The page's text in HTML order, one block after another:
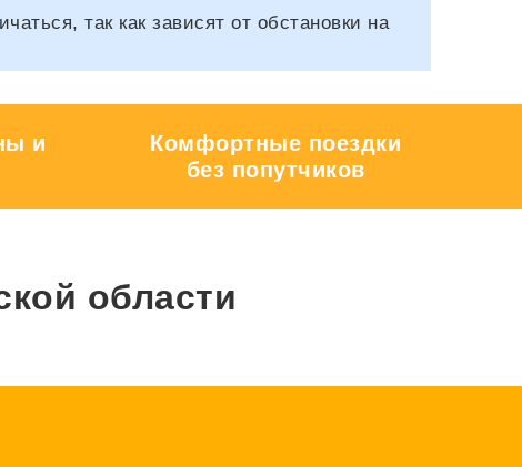
так как зависят от обстановки на
и
Комфортные поездки
без попутчиков
области